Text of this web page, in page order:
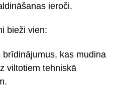
ieroči.
bieži vien:
brīdinājumus, kas mudina
viltotiem tehniskā